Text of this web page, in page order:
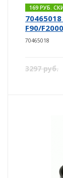
169 РУБ.
F90/
70465018
3297 руб.